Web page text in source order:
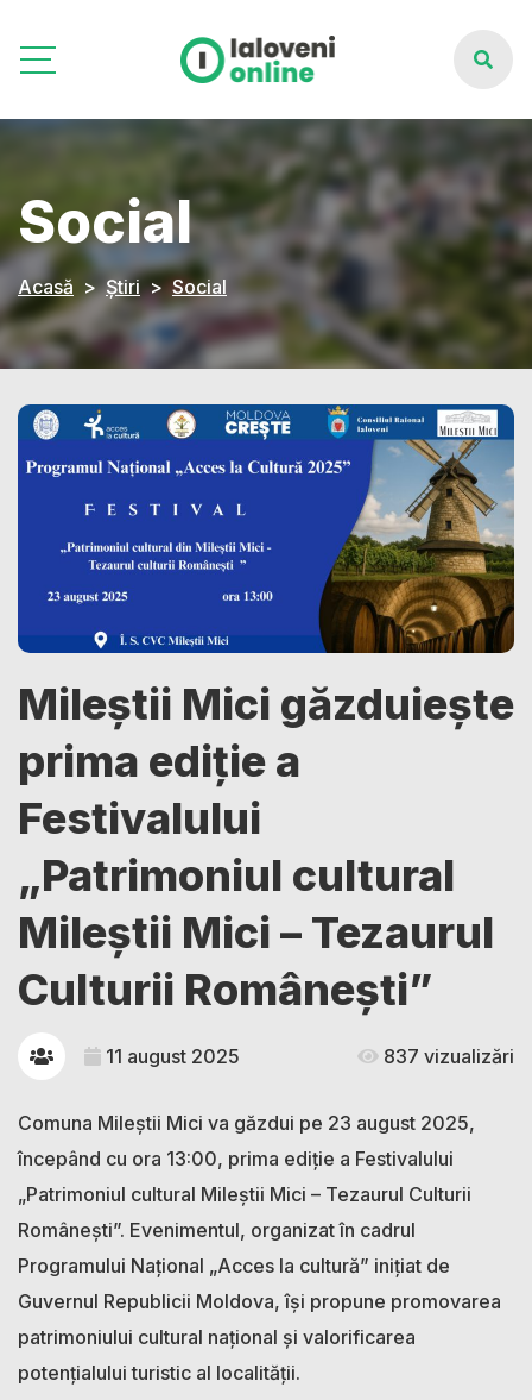
Social
Acasă Știri Social
Mileștii Mici găzduiește
prima ediție a
Festivalului
„Patrimoniul cultural
Mileștii Mici – Tezaurul
Culturii Românești”
11 august 2025 837 vizualizări
Comuna Mileștii Mici va găzdui pe 23 august 2025,
începând cu ora 13:00, prima ediție a Festivalului
„Patrimoniul cultural Mileștii Mici – Tezaurul Culturii
Românești”. Evenimentul, organizat în cadrul
Programului Național „Acces la cultură” inițiat de
Guvernul Republicii Moldova, își propune promovarea
patrimoniului cultural național și valorificarea
potențialului turistic al localității.